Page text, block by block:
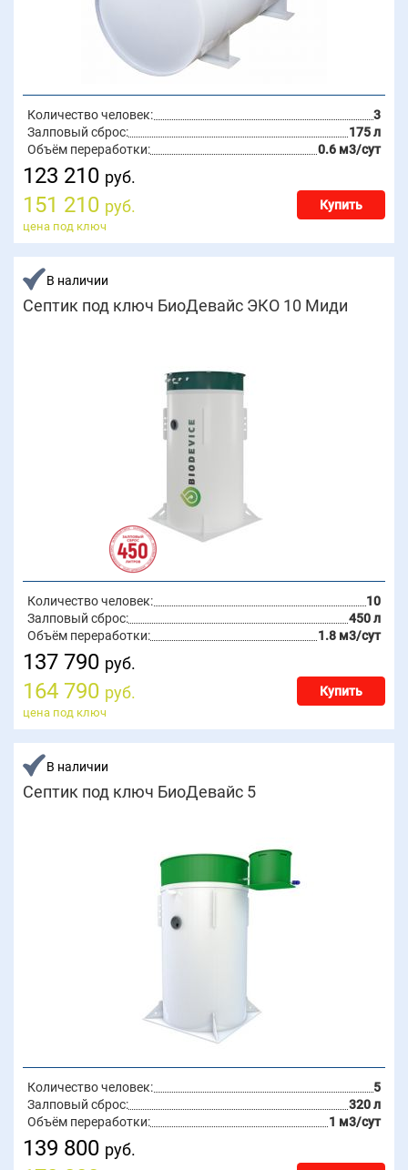
Количество человек:
3
Залповый сброс:
175 л
Объём переработки:
0.6 м3/сут
123 210 руб.
151 210 руб. Купить
цена под ключ
В наличии
Септик под ключ БиоДевайс ЭКО 10 Миди
Количество человек:
10
Залповый сброс:
450 л
Объём переработки:
1.8 м3/сут
137 790 руб.
164 790 руб. Купить
цена под ключ
В наличии
Септик под ключ БиоДевайс 5
Количество человек:
5
Залповый сброс:
320 л
Объём переработки:
1 м3/сут
139 800 руб.